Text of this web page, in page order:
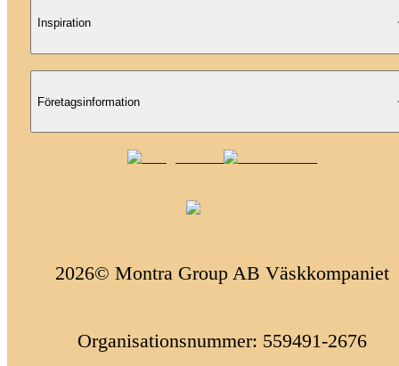
Inspiration
Företagsinformation
2026© Montra Group AB Väskkompaniet
Organisationsnummer: 559491-2676